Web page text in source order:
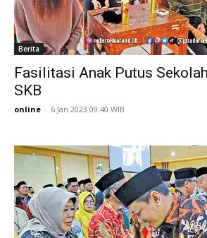
Berita
Fasilitasi Anak Putus
SKB
online - 6 Jan 2023 09:40 WIB